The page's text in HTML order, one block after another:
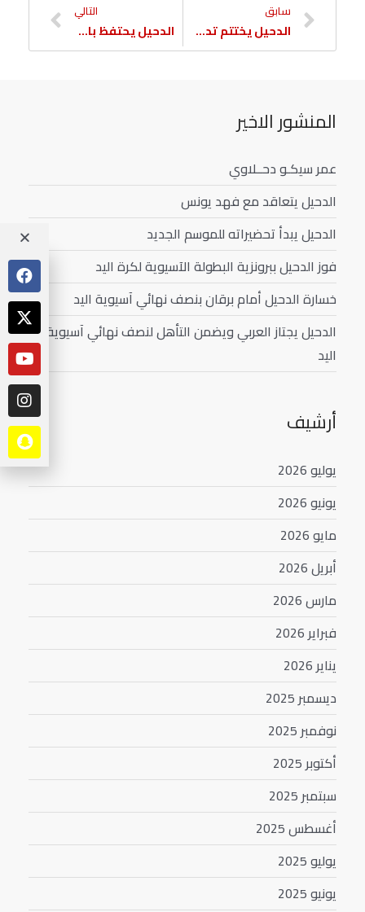
سابق
الدحيل يختتم تدريباته استعدادا لمواجهة الغرافة
التالي
الدحيل يحتفظ بالمركز الثالث بدوري اليد بالفوز على الخور
المنشور الاخير
عمر سيكـو دحــلاوي
الدحيل يتعاقد مع فهد يونس
الدحيل يبدأ تحضيراته للموسم الجديد
فوز الدحيل ببرونزية البطولة الآسيوية لكرة اليد
خسارة الدحيل أمام برقان بنصف نهائي آسيوية اليد
الدحيل يجتاز العربي ويضمن التأهل لنصف نهائي آسيوية
اليد
أرشيف
يوليو 2026
يونيو 2026
مايو 2026
أبريل 2026
مارس 2026
فبراير 2026
يناير 2026
ديسمبر 2025
نوفمبر 2025
أكتوبر 2025
سبتمبر 2025
أغسطس 2025
يوليو 2025
يونيو 2025